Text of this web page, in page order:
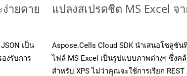
ายดาย
เป็น
งรับการ
แปลงสเปรดชีต MS Excel
Aspose.Cells Cloud SDK นำเสนอโซลูชั
ไฟล์ MS Excel เป็นรูปแบบภาพต่างๆ ซึ่งค
สำหรับ XPS ไม่ว่าคุณจะใช้การเรียก